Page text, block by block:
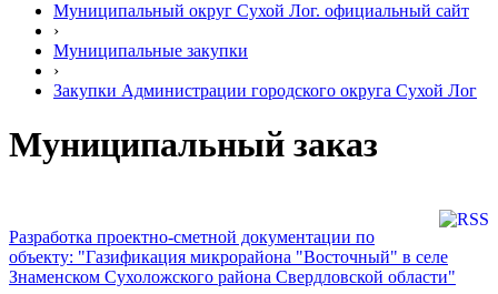
Муниципальный округ Сухой Лог. официальный сайт
›
Муниципальные закупки
›
Закупки Администрации городского округа Сухой Лог
Муниципальный заказ
Разработка проектно-сметной документации по
объекту: "Газификация микрорайона "Восточный" в селе
Знаменском Сухоложского района Свердловской области"